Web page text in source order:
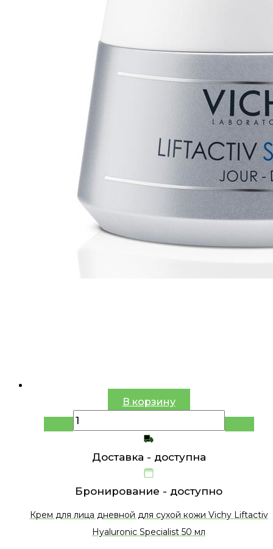
В корзину
Доставка - доступна
Бронирование - доступно
Крем для лица дневной для сухой кожи Vichy Liftactiv
Hyaluronic Specialist 50 мл